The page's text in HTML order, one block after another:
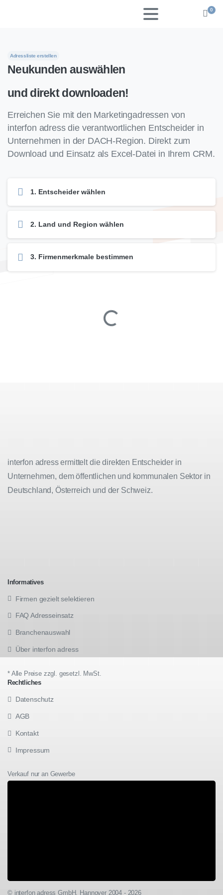
0
Adressliste erstellen
Neukunden auswählen
und direkt downloaden!
Erreichen Sie mit den Marketingadressen von
interfon adress die verantwortlichen Entscheider in
Unternehmen in der DACH-Region. Direkt zum
Download und Einsatz als Excel-Datei in Ihrem CRM.
1. Entscheider wählen
2. Land und Region wählen
3. Firmenmerkmale bestimmen
interfon adress ermittelt die direkten Entscheider in
Unternehmen, dem öffentlichen und kommunalen Sektor in
Deutschland, Österreich und der Schweiz.
Informatives
Firmen gezielt selektieren
FAQ Adresseinsatz
Branchenauswahl
Über interfon adress
* Alle Preise zzgl. gesetzl. MwSt.
Rechtliches
Datenschutz
AGB
Kontakt
Impressum
Verkauf nur an Gewerbe
© interfon adress GmbH, Hannover 2004 - 2026